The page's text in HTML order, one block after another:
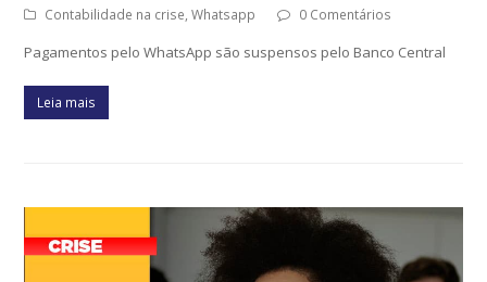
Contabilidade na crise,Whatsapp 0 Comentários
Pagamentos pelo WhatsApp são suspensos pelo Banco Central
Leia mais